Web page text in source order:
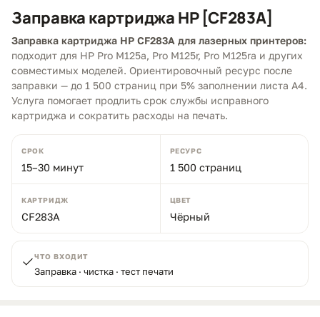
Заправка картриджа HP [CF283A]
Заправка картриджа HP CF283A для лазерных принтеров:
подходит для HP Pro M125a, Pro M125r, Pro M125ra и других
совместимых моделей. Ориентировочный ресурс после
заправки — до 1 500 страниц при 5% заполнении листа A4.
Услуга помогает продлить срок службы исправного
картриджа и сократить расходы на печать.
СРОК
15–30 минут
РЕСУРС
1 500 страниц
КАРТРИДЖ
CF283A
ЦВЕТ
Чёрный
ЧТО ВХОДИТ
Заправка · чистка · тест печати